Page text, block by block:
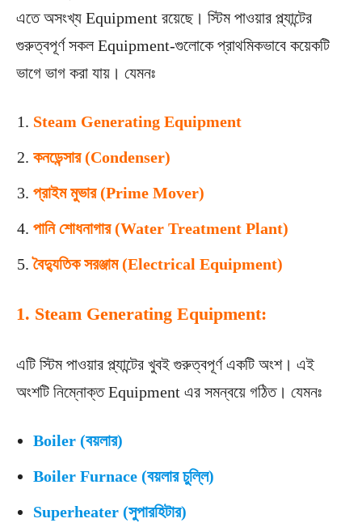
এতে অসংখ্য Equipment রয়েছে। স্টিম পাওয়ার প্ল্যান্টের
গুরুত্বপূর্ণ সকল Equipment-গুলোকে প্রাথমিকভাবে কয়েকটি
ভাগে ভাগ করা যায়। যেমনঃ
Steam Generating Equipment
কনডেন্সার (Condenser)
প্রাইম মুভার (Prime Mover)
পানি শোধনাগার (Water Treatment Plant)
বৈদ্যুতিক সরঞ্জাম (Electrical Equipment)
1. Steam Generating Equipment:
এটি স্টিম পাওয়ার প্ল্যান্টের খুবই গুরুত্বপূর্ণ একটি অংশ। এই
অংশটি নিম্নোক্ত Equipment এর সমন্বয়ে গঠিত। যেমনঃ
Boiler (বয়লার)
Boiler Furnace (বয়লার চুল্লি)
Superheater (সুপারহিটার)